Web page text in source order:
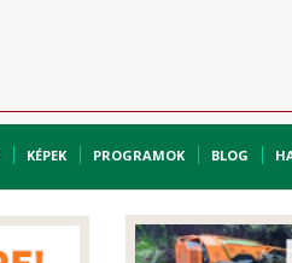
KÉPEK PROGRAMOK BLOG